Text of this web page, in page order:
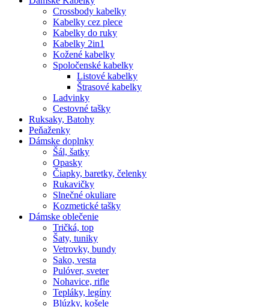
Crossbody kabelky
Kabelky cez plece
Kabelky do ruky
Kabelky 2in1
Kožené kabelky
Spoločenské kabelky
Listové kabelky
Štrasové kabelky
Ladvinky
Cestovné tašky
Ruksaky, Batohy
Peňaženky
Dámske doplnky
Šál, šatky
Opasky
Čiapky, baretky, čelenky
Rukavičky
Slnečné okuliare
Kozmetické tašky
Dámske oblečenie
Tričká, top
Šaty, tuniky
Vetrovky, bundy
Sako, vesta
Pulóver, sveter
Nohavice, rifle
Tepláky, legíny
Blúzky, košele